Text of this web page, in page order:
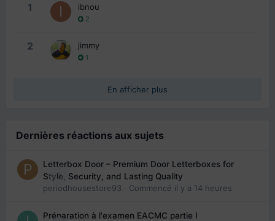
1 ibnou
2
2 jimmy
1
En afficher plus
Dernières réactions aux sujets
0
Letterbox Door – Premium Door Letterboxes for
Style, Security, and Lasting Quality
periodhousestore93 · Commencé il y a 14 heures
Préparation à l'examen EACMC partie I